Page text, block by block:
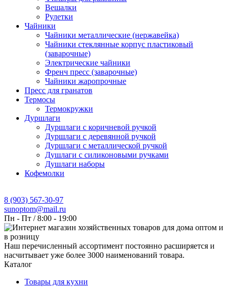
Вешалки
Рулетки
Чайники
Чайники металлические (нержавейка)
Чайники стеклянные корпус пластиковый
(заварочные)
Электрические чайники
Френч пресс (заварочные)
Чайники жаропрочные
Пресс для гранатов
Термосы
Термокружки
Дуршлаги
Дуршлаги с коричневой ручкой
Дуршлаги с деревянной ручкой
Дуршлаги с металлической ручкой
Душлаги с силиконовыми ручками
Душлаги наборы
Кофемолки
8 (903) 567-30-97
sunoptom@mail.ru
Пн - Пт / 8:00 - 19:00
Наш перечисленный ассортимент постоянно расширяется и
насчитывает уже более 3000 наименований товара.
Каталог
Товары для кухни